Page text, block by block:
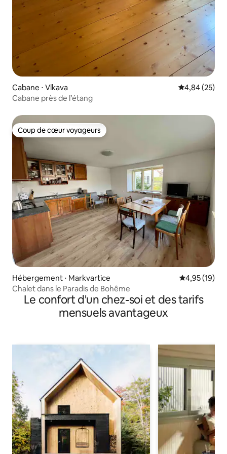
Cabane ⋅ Vlkava Évaluation
4,84 (25)
Cabane près de l’étang
Coup de cœur voyageurs
Coup de cœur voyageurs
Hébergement ⋅ Markvartice Évaluation
4,95 (19)
Chalet dans le Paradis de Bohême
Le confort d'un chez-soi et des tarifs
mensuels avantageux